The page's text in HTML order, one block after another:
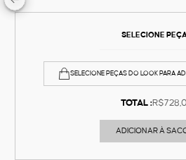
SELECIONE
SELECIONE PEÇAS DO LOOK PARA
TOTAL :
ADICIONAR À